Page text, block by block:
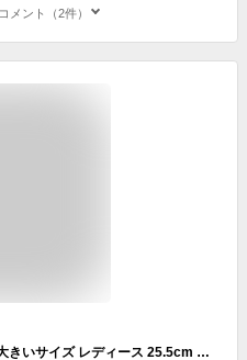
メント（2件）
スニーカーブーツ ショートブーツ 大きいサイズ レディース 25.5cm 26cm 26.5cm 対応 歩きやすい おしゃれ ストレッチ 厚底 スニーカー ブーツ ブラック 幅広 甲高 ワイズ 3E 3L 4L モデルサイズ 01002TW